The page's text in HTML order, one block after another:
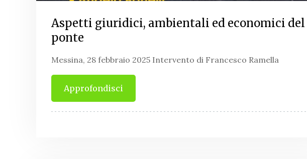
Aspetti giuridici, ambientali ed economici del
ponte
Messina, 28 febbraio 2025 Intervento di Francesco Ramella
Approfondisci